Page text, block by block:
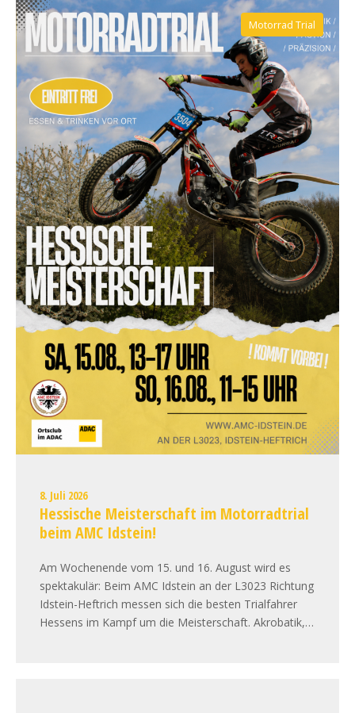
Motorrad Trial
8. Juli 2026
Hessische Meisterschaft im Motorradtrial
beim AMC Idstein!
Am Wochenende vom 15. und 16. August wird es
spektakulär: Beim AMC Idstein an der L3023 Richtung
Idstein-Heftrich messen sich die besten Trialfahrer
Hessens im Kampf um die Meisterschaft. Akrobatik,…